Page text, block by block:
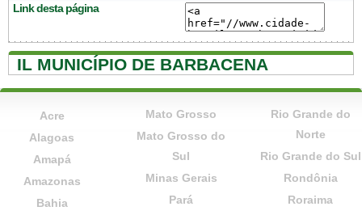
Link desta página
IL MUNICÍPIO DE BARBACENA
Acre
Alagoas
Amapá
Amazonas
Bahia
Mato Grosso
Mato Grosso do
Sul
Minas Gerais
Pará
Rio Grande do
Norte
Rio Grande do Sul
Rondônia
Roraima